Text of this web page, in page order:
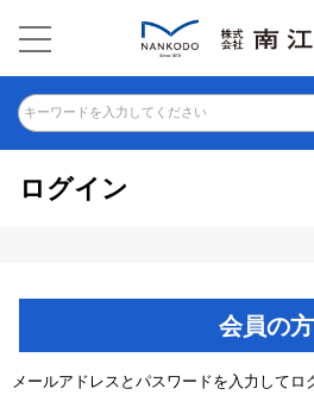
キーワードを入力してください
ログイン
会員の方
メールアドレスとパスワードを入力してロ